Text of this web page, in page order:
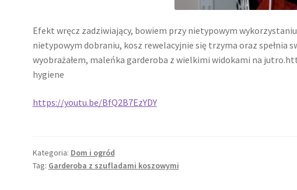
Efekt wręcz zadziwiający, bowiem przy nietypowym
nietypowym dobraniu, kosz rewelacyjnie się trzyma oraz spełnia
wyobrażałem, maleńka garderoba z wielkimi widokami na
hygiene
https://youtu.be/BfQ2B7EzYDY
Kategoria: Dom i ogród
Tag: Garderoba z szufladami koszowymi